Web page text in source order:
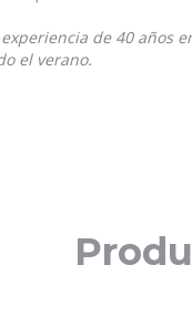
de 40 años
el verano.